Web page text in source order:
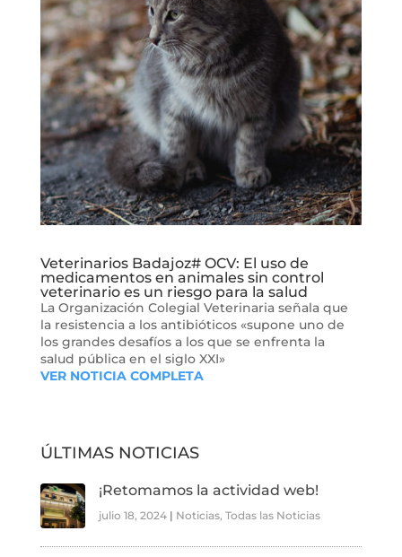
Veterinarios Badajoz# OCV: El uso de
medicamentos en animales sin control
veterinario es un riesgo para la salud
La Organización Colegial Veterinaria señala que
la resistencia a los antibióticos «supone uno de
los grandes desafíos a los que se enfrenta la
salud pública en el siglo XXI»
VER NOTICIA COMPLETA
ÚLTIMAS NOTICIAS
¡Retomamos la actividad web!
julio 18, 2024| Noticias, Todas las Noticias